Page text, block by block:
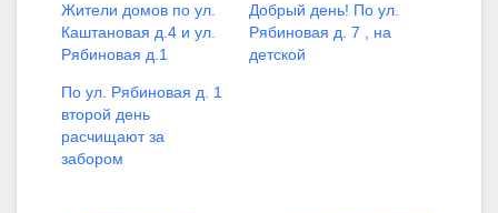
Жители домов по ул.
Каштановая д.4 и ул.
Рябиновая д.1
Добрый день! По ул.
Рябиновая д. 7 , на
детской
По ул. Рябиновая д. 1
второй день
расчищают за
забором